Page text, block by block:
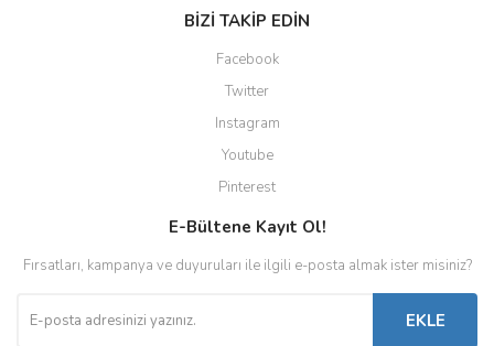
BİZİ TAKİP EDİN
Facebook
Twitter
Instagram
Youtube
Pinterest
E-Bültene Kayıt Ol!
Fırsatları, kampanya ve duyuruları ile ilgili e-posta almak ister misiniz?
EKLE